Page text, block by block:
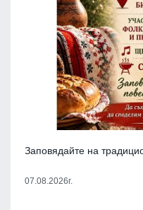
Заповядайте на
07.08.2026г.